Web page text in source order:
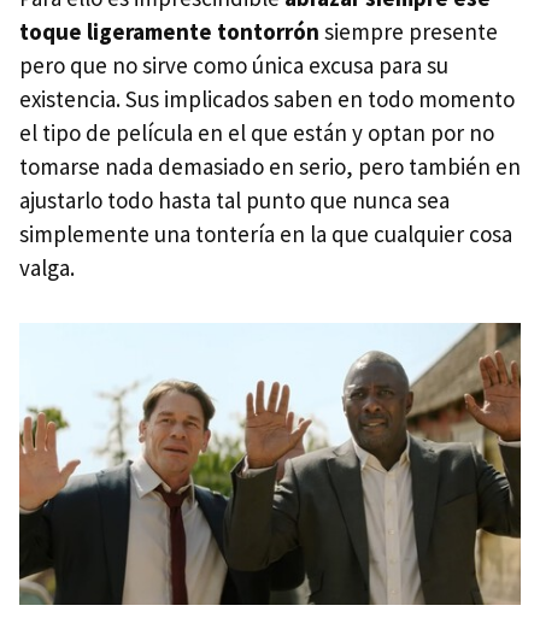
toque ligeramente tontorrón siempre presente
pero que no sirve como única excusa para su
existencia. Sus implicados saben en todo momento
el tipo de película en el que están y optan por no
tomarse nada demasiado en serio, pero también en
ajustarlo todo hasta tal punto que nunca sea
simplemente una tontería en la que cualquier cosa
valga.